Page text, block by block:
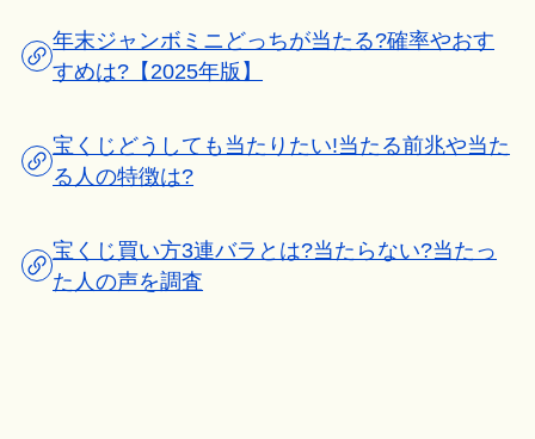
年末ジャンボミニどっちが当たる?確率やおす
すめは?【2025年版】
宝くじどうしても当たりたい!当たる前兆や当た
る人の特徴は?
宝くじ買い方3連バラとは?当たらない?当たっ
た人の声を調査